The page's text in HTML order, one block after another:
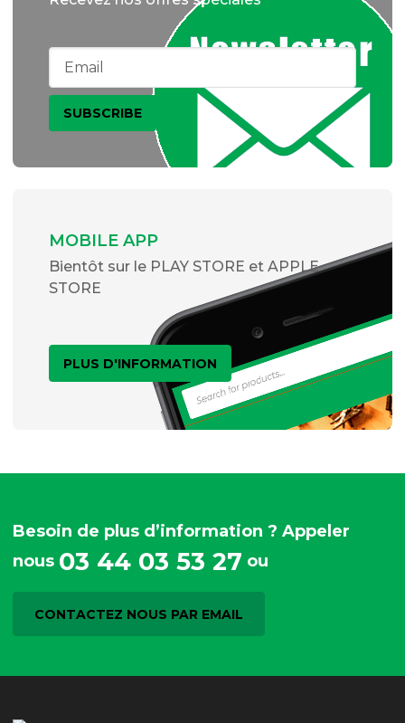
MOBILE APP
Bientôt sur le PLAY STORE et APPLE
STORE
PLUS D'INFORMATION
Besoin de plus d’information ? Appeler
nous 03 44 03 53 27 ou
CONTACTEZ NOUS PAR EMAIL